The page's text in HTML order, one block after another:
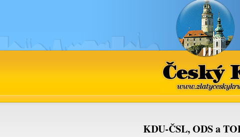
Český
KDU-ČSL, ODS a